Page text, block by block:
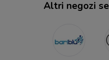
Altri negozi